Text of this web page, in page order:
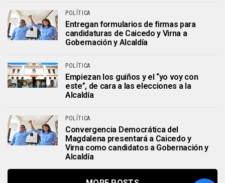
POLÍTICA
Entregan formularios de firmas para
candidaturas de Caicedo y Virna a
Gobernación y Alcaldía
POLÍTICA
Empiezan los guiños y el “yo voy con
este”, de cara a las elecciones a la
Alcaldía
POLÍTICA
Convergencia Democrática del
Magdalena presentará a Caicedo y
Virna como candidatos a Gobernación y
Alcaldía